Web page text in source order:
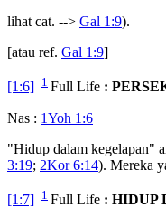
lihat cat. --> Gal 1:9).
[atau ref. Gal 1:9]
[1:6] 1 Full Life :
Nas : 1Yoh 1:6
"Hidup dalam kegelapan"
3:19; 2Kor 6:14). Mereka
[1:7] 1 Full Life : HIDUP